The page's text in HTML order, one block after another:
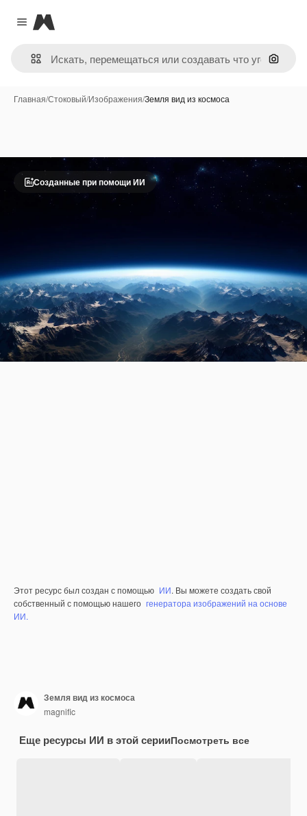
Close menu
Magnific
Поиск
Главная/Стоковый/Изображения/Земля вид из космоса
Созданные при помощи ИИ
Этот ресурс был создан с помощью ИИ. Вы можете создать свой
собственный с помощью нашего генератора изображений на основе
ИИ.
Земля вид из космоса
magnific
Еще ресурсы ИИ в этой серииПосмотреть все